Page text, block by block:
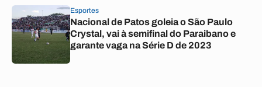
Esportes
Nacional de Patos goleia o São Paulo
Crystal, vai à semifinal do Paraibano e
garante vaga na Série D de 2023